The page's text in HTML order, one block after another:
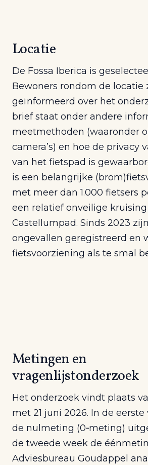
Locatie
De Fossa Iberica is
Bewoners rondom de locatie
geïnformeerd over het
brief staat onder andere
meetmethoden (waaronder
camera’s) en hoe de privacy
van het fietspad is
is een belangrijke
met meer dan 1.000 fietsers
een relatief onveilige
Castellumpad. Sinds 2023
ongevallen geregistreerd en
fietsvoorziening als te smal
Metingen en
vragenlijstonderzoek
Het onderzoek vindt plaats
met 21 juni 2026. In de
de nulmeting (0‑meting)
de tweede week de
Adviesbureau Goudappel